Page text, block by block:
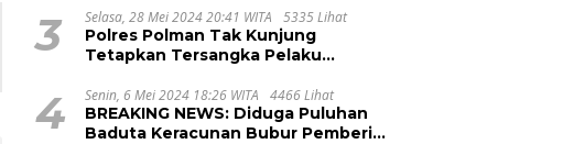
3 Selasa, 28 Mei 2024 20:41 WITA 5335 Lihat
Polres Polman Tak Kunjung
Tetapkan Tersangka Pelaku
4 Senin, 6 Mei 2024 18:26 WITA 4466 Lihat
BREAKING NEWS: Diduga Puluhan
Baduta Keracunan Bubur Pemberian